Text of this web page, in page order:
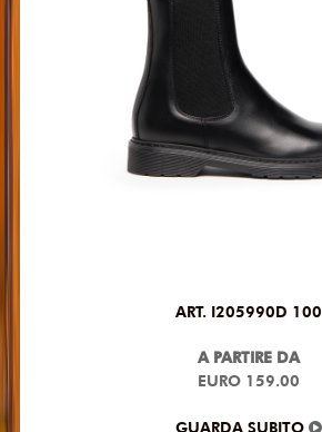
ART. I205990D 100
A PARTIRE DA
EURO 159.00
GUARDA SUBITO